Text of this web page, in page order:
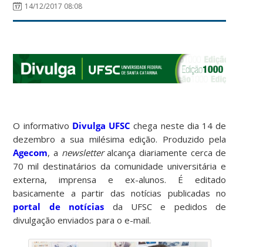
14/12/2017 08:08
O informativo Divulga UFSC chega neste dia 14 de
dezembro a sua milésima edição. Produzido pela
Agecom, a newsletteralcança diariamente cerca de
70 mil destinatários da comunidade universitária e
externa, imprensa e ex-alunos. É editado
basicamente a partir das notícias publicadas no
portal de notícias da UFSC e pedidos de
divulgação enviados para o e-mail.